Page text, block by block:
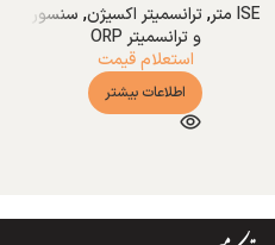
ISE متر
,ترانسمیتر اکسیژن, سنسور
و ترانسمیتر ORP
استعلام قیمت
اطلاعات بیشتر